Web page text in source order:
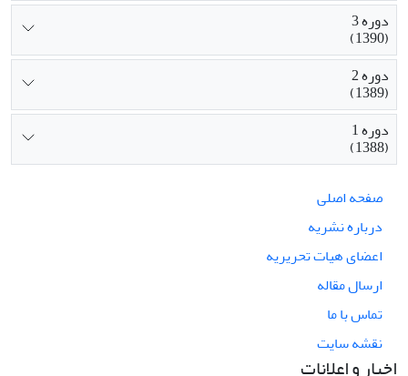
دوره 3
(1390)
دوره 2
(1389)
دوره 1
(1388)
صفحه اصلی
درباره نشریه
اعضای هیات تحریریه
ارسال مقاله
تماس با ما
نقشه سایت
اخبار و اعلانات